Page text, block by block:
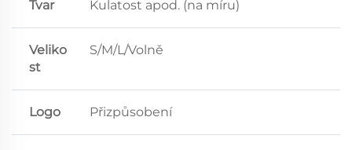
Tvar Kulatost apod. (na míru)
Veliko
st
S/M/L/Volně
Logo Přizpůsobení